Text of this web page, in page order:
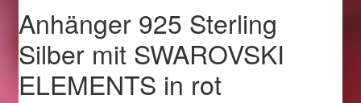
Ostergeschenke finden für Ostern 2015
Ostergeschenke finden für Ostern 2016
Anhänger 925 Sterling
Silber mit SWAROVSKI
ELEMENTS in rot